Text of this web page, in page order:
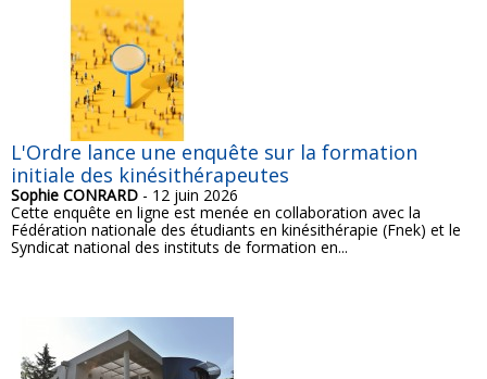
L'Ordre lance une enquête sur la formation
initiale des kinésithérapeutes
Sophie CONRARD - 12 juin 2026
Cette enquête en ligne est menée en collaboration avec la
Fédération nationale des étudiants en kinésithérapie (Fnek) et le
Syndicat national des instituts de formation en...